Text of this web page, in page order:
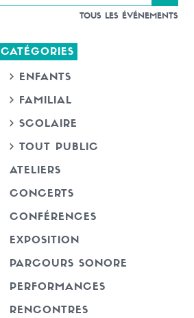
TOUS LES ÉVÉNEMENTS
CATÉGORIES
> ENFANTS
> FAMILIAL
> SCOLAIRE
> TOUT PUBLIC
ATELIERS
CONCERTS
CONFÉRENCES
EXPOSITION
PARCOURS SONORE
PERFORMANCES
RENCONTRES